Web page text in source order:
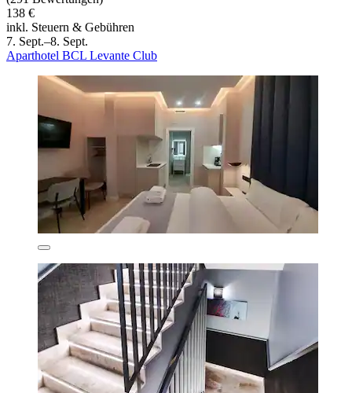
138 €
inkl. Steuern & Gebühren
7. Sept.–8. Sept.
Aparthotel BCL Levante Club